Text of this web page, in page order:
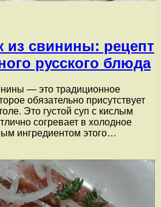
из свинины: рецепт
русского блюда
— это традиционное
обязательно присутствует
Это густой суп с кислым
согревает в холодное
ингредиентом этого…